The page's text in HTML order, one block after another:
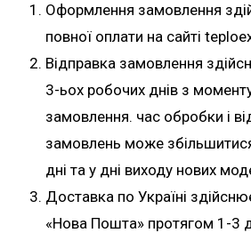
Оформлення замовлення
повної оплати на сайті
Відправка замовлення
3-ьох робочих днів з
замовлення. час обробки і
замовлень може
дні та у дні виходу нових
Доставка по Україні
«Нова Пошта» протягом 1-3